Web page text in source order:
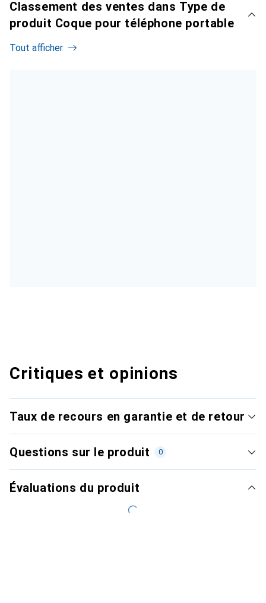
Classement des ventes dans Type de
produit Coque pour téléphone portable
Tout afficher
Critiques et opinions
Taux de recours en garantie et de retour
Questions sur le produit 0
Évaluations du produit